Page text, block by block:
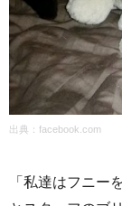
出典： facebook.com
「私達はフニー